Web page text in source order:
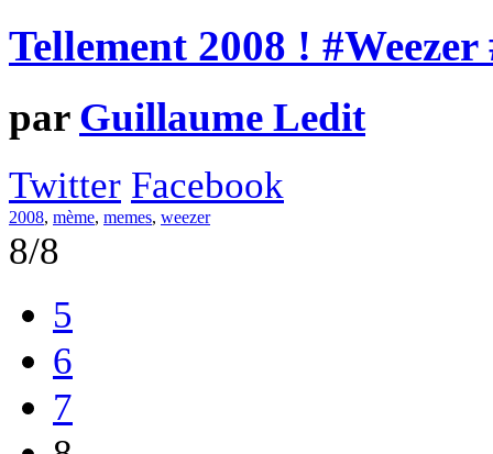
Tellement 2008 !
par Guillaume Ledit
Twitter Facebook
2008, mème, memes, weezer
8/8
5
6
7